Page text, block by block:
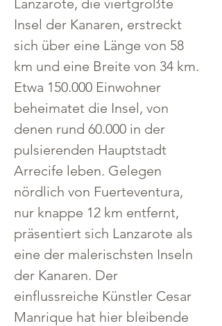
Lanzarote, die viertgrößte
Insel der Kanaren, erstreckt
sich über eine Länge von 58
km und eine Breite von 34 km.
Etwa 150.000 Einwohner
beheimatet die Insel, von
denen rund 60.000 in der
pulsierenden Hauptstadt
Arrecife leben. Gelegen
nördlich von Fuerteventura,
nur knappe 12 km entfernt,
präsentiert sich Lanzarote als
eine der malerischsten Inseln
der Kanaren. Der
einflussreiche Künstler Cesar
Manrique hat hier bleibende